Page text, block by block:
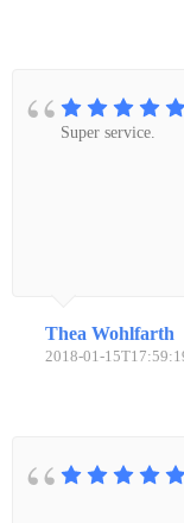
Super service.
Thea Wohlfarth
2018-01-